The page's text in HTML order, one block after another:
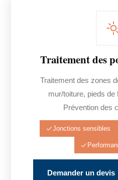
Traitement des
Traitement des zones
mur/toiture, pieds
Prévention des
Jonctions sensibles
Demander un devis